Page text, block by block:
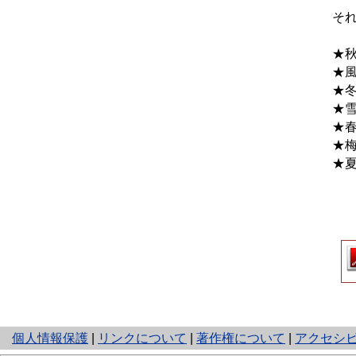
そ
★
★冬
★
★春
★
個人情報保護
と
り
リンクについて 著作権について アクセシ